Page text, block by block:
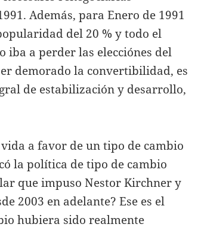
Además, para Enero de 1991
del 20 % y todo el
iba a perder las elecciónes del
demorado la convertibilidad, es
de estabilización y desarrollo,
a favor de un tipo de cambio
la política de tipo de cambio
que impuso Nestor Kirchner y
2003 en adelante? Ese es el
hubiera sido realmente